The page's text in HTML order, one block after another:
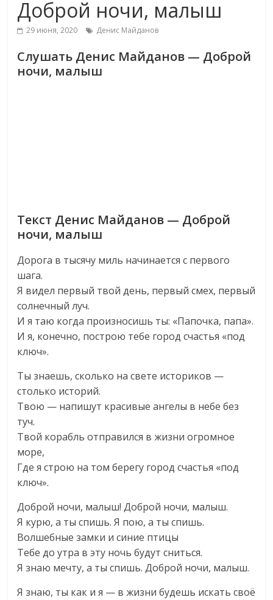
Доброй ночи, малыш
29 июня, 2020 Денис Майданов
Слушать Денис Майданов — Доброй
ночи, малыш
Текст Денис Майданов — Доброй
ночи, малыш
Дорога в тысячу миль начинается с первого
шага.
Я видел первый твой день, первый смех, первый
солнечный луч.
И я таю когда произносишь ты: «Папочка, папа».
И я, конечно, построю тебе город счастья «под
ключ».
Ты знаешь, сколько на свете историков —
столько историй.
Твою — напишут красивые ангелы в небе без
туч.
Твой корабль отправился в жизни огромное
море,
Где я строю на том берегу город счастья «под
ключ».
Доброй ночи, малыш! Доброй ночи, малыш.
Я курю, а ты спишь. Я пою, а ты спишь.
Волшебные замки и синие птицы
Тебе до утра в эту ночь будут сниться.
Я знаю мечту, а ты спишь. Доброй ночи, малыш.
Я знаю, ты как и я — в жизни будешь искать своё